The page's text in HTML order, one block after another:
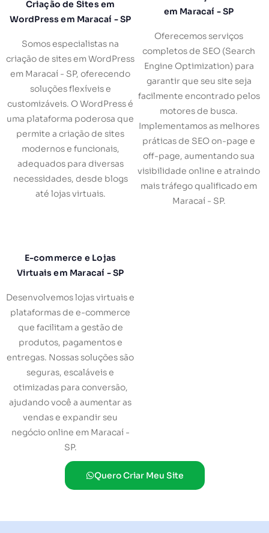
Criação de Sites em
WordPress em Maracaí - SP
Somos especialistas na
criação de sites em WordPress
em Maracaí - SP, oferecendo
soluções flexíveis e
customizáveis. O WordPress é
uma plataforma poderosa que
permite a criação de sites
modernos e funcionais,
adequados para diversas
necessidades, desde blogs
até lojas virtuais.
em Maracaí - SP
Oferecemos serviços
completos de SEO (Search
Engine Optimization) para
garantir que seu site seja
facilmente encontrado pelos
motores de busca.
Implementamos as melhores
práticas de SEO on-page e
off-page, aumentando sua
visibilidade online e atraindo
mais tráfego qualificado em
Maracaí - SP.
E-commerce e Lojas
Virtuais em Maracaí - SP
Desenvolvemos lojas virtuais e
plataformas de e-commerce
que facilitam a gestão de
produtos, pagamentos e
entregas. Nossas soluções são
seguras, escaláveis e
otimizadas para conversão,
ajudando você a aumentar as
vendas e expandir seu
negócio online em Maracaí -
SP.
Quero Criar Meu Site